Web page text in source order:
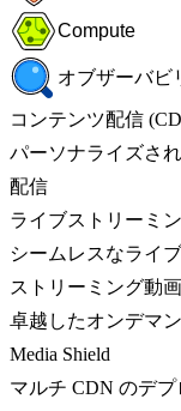
Compute
オブザーバビ
コンテンツ配信
パーソナライズさ
配信
ライブストリーミ
シームレスなライ
ストリーミング動
卓越したオンデマ
Media Shield
マルチ CDN のデ